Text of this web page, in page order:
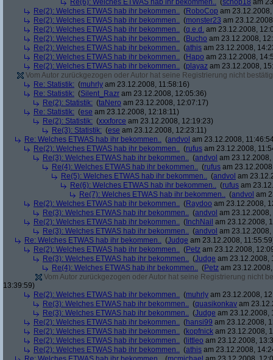
Re(6): Welches ETWAS hab ihr bekommen.. (schop18 am
Re(2): Welches ETWAS hab ihr bekommen.. (RoboCop am
Re(2): Welches ETWAS hab ihr bekommen.. (monster23 am
Re(2): Welches ETWAS hab ihr bekommen.. (q.e.d. am 23.12.2008,
Re(2): Welches ETWAS hab ihr bekommen.. (Bucho am 23.12.2008,
Re(2): Welches ETWAS hab ihr bekommen.. (athis am 23.12.2008,
Re(2): Welches ETWAS hab ihr bekommen.. (Hapo am 23.12.2008,
Re(2): Welches ETWAS hab ihr bekommen.. (playaz am 23.12.2008,
Vom Autor zurückgezogen oder Autor hat seine Registrierung nicht
Re: Statistik: (muhrly am 23.12.2008, 11:58:16)
Re: Statistik: (Silent_Razr am 23.12.2008, 12:05:36)
Re(2): Statistik: (taNero am 23.12.2008, 12:07:17)
Re: Statistik: (ese am 23.12.2008, 12:18:11)
Re(2): Statistik: (xxxforce am 23.12.2008, 12:19:23)
Re(3): Statistik: (ese am 23.12.2008, 12:23:11)
Re: Welches ETWAS hab ihr bekommen.. (andvol am 23.12.2008,
Re(2): Welches ETWAS hab ihr bekommen.. (rufus am 23.12.2008,
Re(3): Welches ETWAS hab ihr bekommen.. (andvol am
Re(4): Welches ETWAS hab ihr bekommen.. (rufus am
Re(5): Welches ETWAS hab ihr bekommen.. (andvol am
Re(6): Welches ETWAS hab ihr bekommen.. (rufus am
Re(7): Welches ETWAS hab ihr bekommen.. (andvol am
Re(2): Welches ETWAS hab ihr bekommen.. (Raydoo am 23.12.2008,
Re(3): Welches ETWAS hab ihr bekommen.. (andvol am
Re(2): Welches ETWAS hab ihr bekommen.. ( InchNail am 23.12.2008,
Re(3): Welches ETWAS hab ihr bekommen.. (andvol am
Re: Welches ETWAS hab ihr bekommen.. (Judge am 23.12.2008,
Re(2): Welches ETWAS hab ihr bekommen.. (Petz am 23.12.2008,
Re(3): Welches ETWAS hab ihr bekommen.. (Judge am 23.12.2008,
Re(4): Welches ETWAS hab ihr bekommen.. (Petz am
Vom Autor zurückgezogen oder Autor hat seine Registrierung nicht
13:39:59)
Re(2): Welches ETWAS hab ihr bekommen.. (muhrly am 23.12.2008,
Re(3): Welches ETWAS hab ihr bekommen.. (quasikonkav am
Re(3): Welches ETWAS hab ihr bekommen.. (Judge am 23.12.2008,
Re(2): Welches ETWAS hab ihr bekommen.. (hansi99 am 23.12.2008,
Re(2): Welches ETWAS hab ihr bekommen.. (kopfnick am 23.12.2008,
Re(2): Welches ETWAS hab ihr bekommen.. ( littleo am 23.12.2008,
Re(2): Welches ETWAS hab ihr bekommen.. (athis am 23.12.2008,